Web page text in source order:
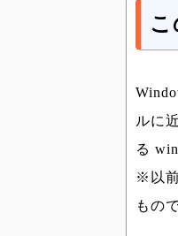
こ
ルに
る
※以
もの